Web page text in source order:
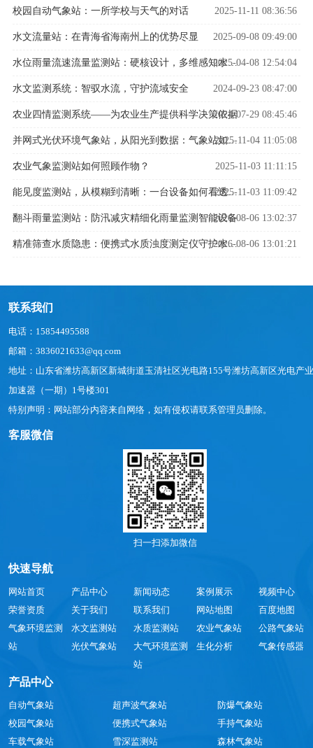
校园自动气象站：一所学校与天气的对话 2025-11-11 08:36:56
水文流量站：在青海省海南州上的优势尽显 2025-09-08 09:49:00
水位雨量流速流量监测站：硬核设计，多维感知水文变化
2025-04-08 12:54:04
水文监测系统：智驭水流，守护流域安全 2024-09-23 08:47:00
农业四情监测系统——为农业生产提供科学决策依据2024-07-29 08:45:46
并网式光伏环境气象站，从阳光到数据：气象站如何解码光伏发电密码？
2025-11-04 11:05:08
农业气象监测站如何照顾作物？ 2025-11-03 11:11:15
能见度监测站，从模糊到清晰：一台设备如何看透迷雾中的危险
2025-11-03 11:09:42
翻斗雨量监测站：防汛减灾精细化雨量监测智能设备2026-08-06 13:02:37
精准筛查水质隐患：便携式水质浊度测定仪守护水生态
2026-08-06 13:01:21
联系我们
电话：15854495588
邮箱：3836021633@qq.com
地址：山东省潍坊高新区新城街道玉清社区光电路155号潍坊高新区光电产业
加速器（一期）1号楼301
特别声明：网站部分内容来自网络，如有侵权请联系管理员删除。
客服微信
扫一扫添加微信
快速导航
网站首页 产品中心 新闻动态 案例展示
视频中心
荣誉资质
关于我们 联系我们 网站地图
百度地图
气象环境监测
站
水文监测站 水质监测站 农业气象站
公路气象站
光伏气象站
大气环境监测
站
生化分析 气象传感器
产品中心
自动气象站 超声波气象站
防爆气象站
校园气象站
便携式气象站
手持气象站
车载气象站
雪深监测站 森林气象站